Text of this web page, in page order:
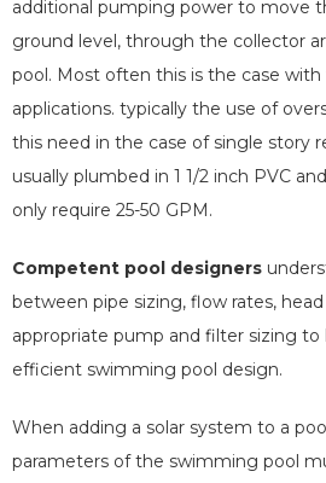
additional pumping power to move
ground level, through the collector
pool. Most often this is the case
applications. typically the use of
this need in the case of single story
usually plumbed in 1 1/2 inch PVC
only require 25-50 GPM.
Competent pool designers
between pipe sizing, flow rates,
appropriate pump and filter sizing to
efficient swimming pool design.
When adding a solar system to a
parameters of the swimming pool